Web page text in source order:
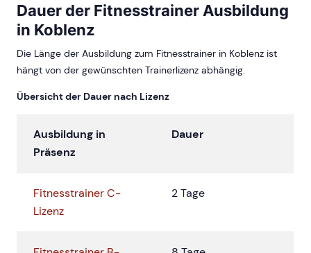
Dauer der Fitnesstrainer Ausbildung
in Koblenz
Die Länge der Ausbildung zum Fitnesstrainer in Koblenz ist
hängt von der gewünschten Trainerlizenz abhängig.
Übersicht der Dauer nach Lizenz
Ausbildung in
Präsenz
Dauer
Fitnesstrainer C-
Lizenz
2 Tage